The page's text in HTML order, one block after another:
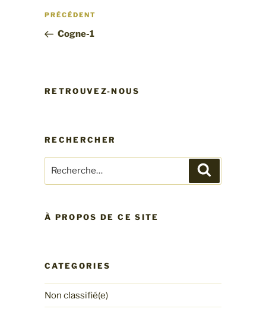
Navigation
l’article
Article
précédent
PRÉCÉDENT
Cogne-1
RETROUVEZ-NOUS
RECHERCHER
pour
À PROPOS DE CE SITE
CATEGORIES
Non classifié(e)